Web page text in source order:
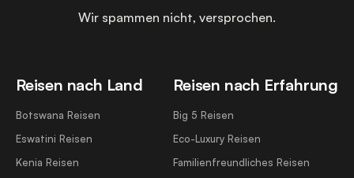
Reisen nach Land
Botswana Reisen
Eswatini Reisen
Kenia Reisen
Reisen nach Erfahrung
Big 5 Reisen
Eco-Luxury Reisen
Familienfreundliches Reisen
Wir spammen nicht, versprochen.